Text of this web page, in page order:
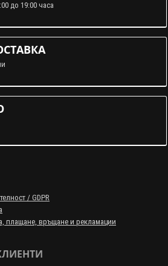
до 19:00 часа
/ GDPR
плащане, връщане и рекламации